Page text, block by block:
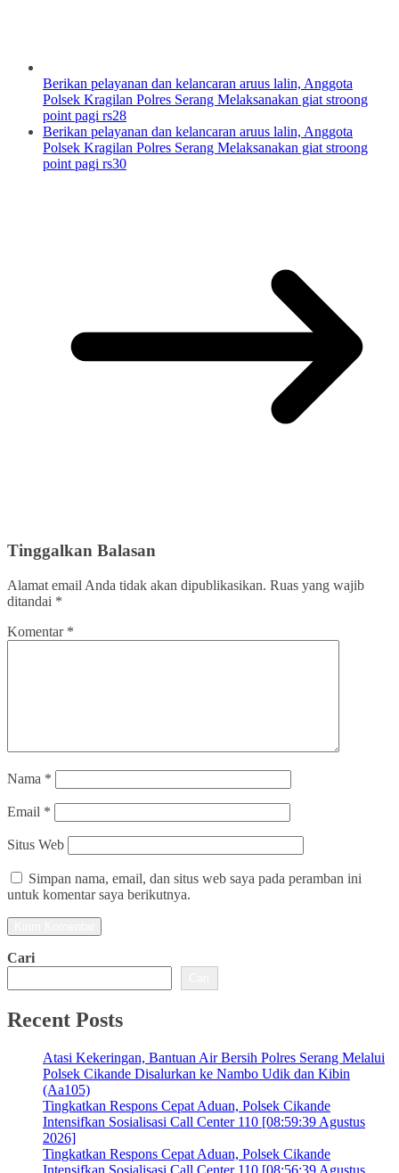
Berikan pelayanan dan kelancaran aruus lalin, Anggota
Polsek Kragilan Polres Serang Melaksanakan giat stroong
point pagi rs28
Berikan pelayanan dan kelancaran aruus lalin, Anggota
Polsek Kragilan Polres Serang Melaksanakan giat stroong
point pagi rs30
Tinggalkan Balasan
Alamat email Anda tidak akan dipublikasikan. Ruas yang wajib
ditandai *
Komentar *
Nama *
Email *
Situs Web
Simpan nama, email, dan situs web saya pada peramban ini
untuk komentar saya berikutnya.
Cari
Recent Posts
Atasi Kekeringan, Bantuan Air Bersih Polres Serang Melalui
Polsek Cikande Disalurkan ke Nambo Udik dan Kibin
(Aa105)
Tingkatkan Respons Cepat Aduan, Polsek Cikande
Intensifkan Sosialisasi Call Center 110 [08:59:39 Agustus
2026]
Tingkatkan Respons Cepat Aduan, Polsek Cikande
Intensifkan Sosialisasi Call Center 110 [08:56:39 Agustus